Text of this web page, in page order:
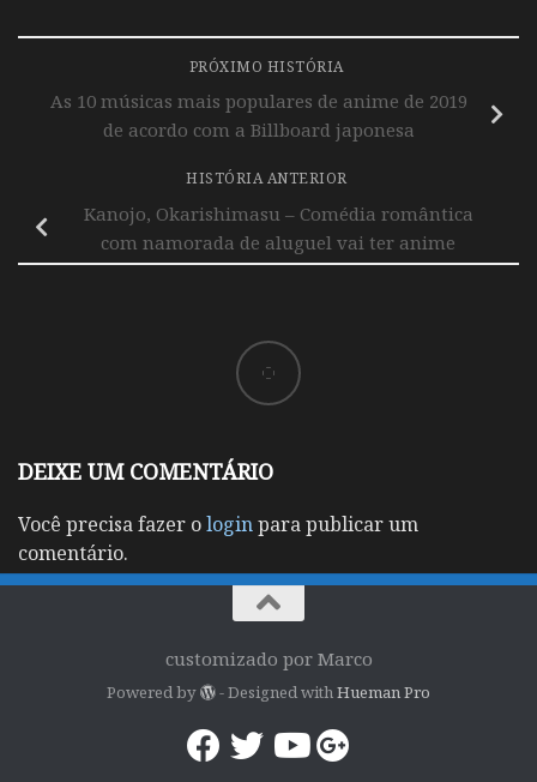
PRÓXIMO HISTÓRIA
As 10 músicas mais populares de anime de 2019
de acordo com a Billboard japonesa
HISTÓRIA ANTERIOR
Kanojo, Okarishimasu – Comédia romântica
com namorada de aluguel vai ter anime
DEIXE UM COMENTÁRIO
Você precisa fazer ologinpara publicar um
comentário.
customizado por Marco
Powered by - Designed withHueman Pro